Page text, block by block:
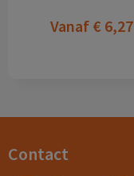
Vanaf € 6,27
Contact